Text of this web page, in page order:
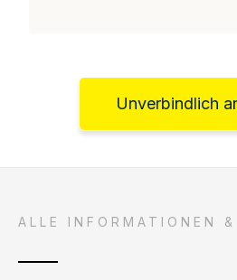
Unverbindlich
ALLE INFORMATIONEN